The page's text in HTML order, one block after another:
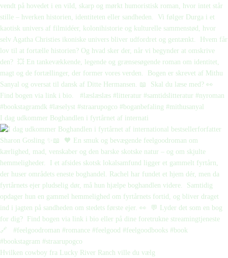
I dag udkommer Boghandlen i fyrtårnet af internati
Hvilken cowboy fra Lucky River Ranch ville du vælg